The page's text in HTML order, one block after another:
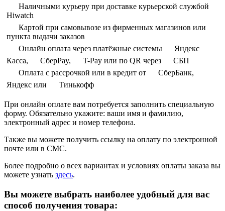
Наличными курьеру при доставке курьерской службой
Hiwatch
Картой при самовывозе из фирменных магазинов или
пункта выдачи заказов
Онлайн оплата через платёжные системы
Яндекс
Касса,
СберPay, T-Pay или по QR через
СБП
Оплата с рассрочкой или в кредит от
СберБанк,
Яндекс или
Тинькофф
При онлайн оплате вам потребуется заполнить специальную
форму. Обязательно укажите: ваши имя и фамилию,
электронный адрес и номер телефона.
Также вы можете получить ссылку на оплату по электронной
почте или в СМС.
Более подробно о всех вариантах и условиях оплаты заказа вы
можете узнать здесь.
Вы можете выбрать наиболее удобный для вас
способ получения товара: